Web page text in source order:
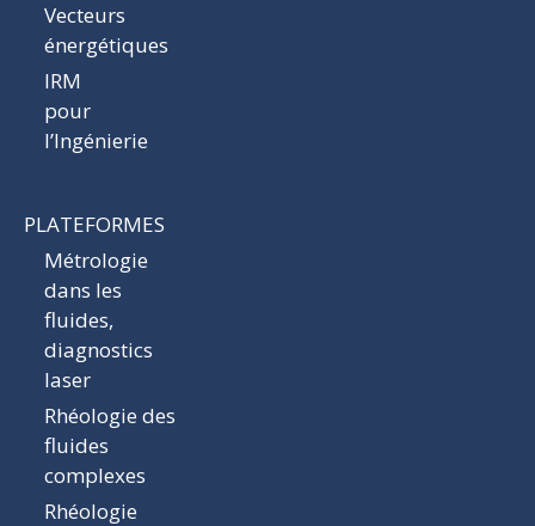
Vecteurs
énergétiques
IRM
pour
l’Ingénierie
PLATEFORMES
Métrologie
dans les
fluides,
diagnostics
laser
Rhéologie des
fluides
complexes
Rhéologie